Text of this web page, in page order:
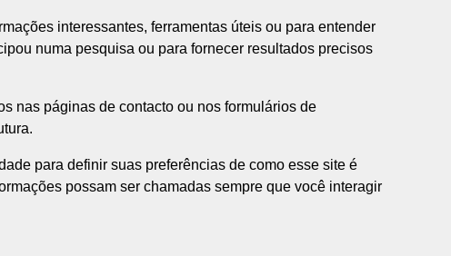
interessantes, ferramentas úteis ou para entender
numa pesquisa ou para fornecer resultados precisos
nas páginas de contacto ou nos formulários de
para definir suas preferências de como esse site é
possam ser chamadas sempre que você interagir